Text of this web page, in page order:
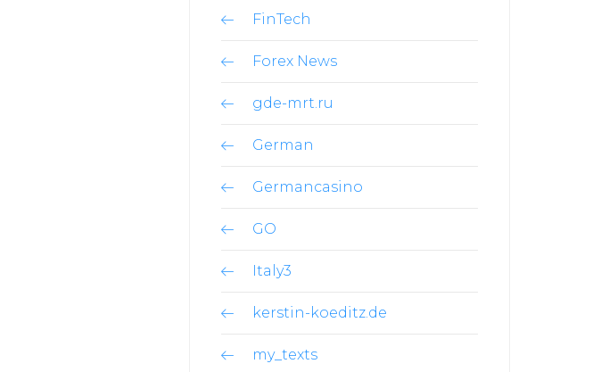
FinTech
Forex News
gde-mrt.ru
German
Germancasino
GO
Italy3
kerstin-koeditz.de
my_texts